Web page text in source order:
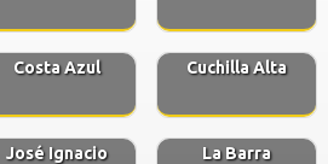
Costa Azul Cuchilla Alta
José Ignacio La Barra